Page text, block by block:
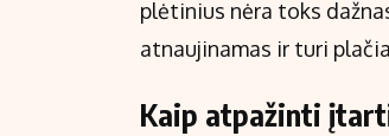
plėtinius nėra toks
atnaujinamas ir turi
Kaip atpažinti